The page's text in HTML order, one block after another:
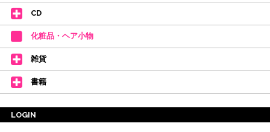
CD
化粧品・ヘア小物
雑貨
書籍
LOGIN